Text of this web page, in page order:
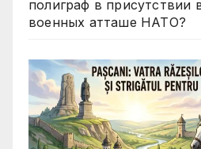
полиграф в присутствии
военных атташе НАТО?